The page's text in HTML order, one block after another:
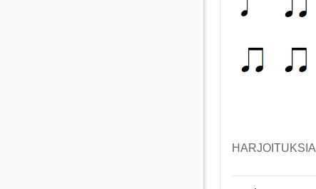
HARJOITUKSIA